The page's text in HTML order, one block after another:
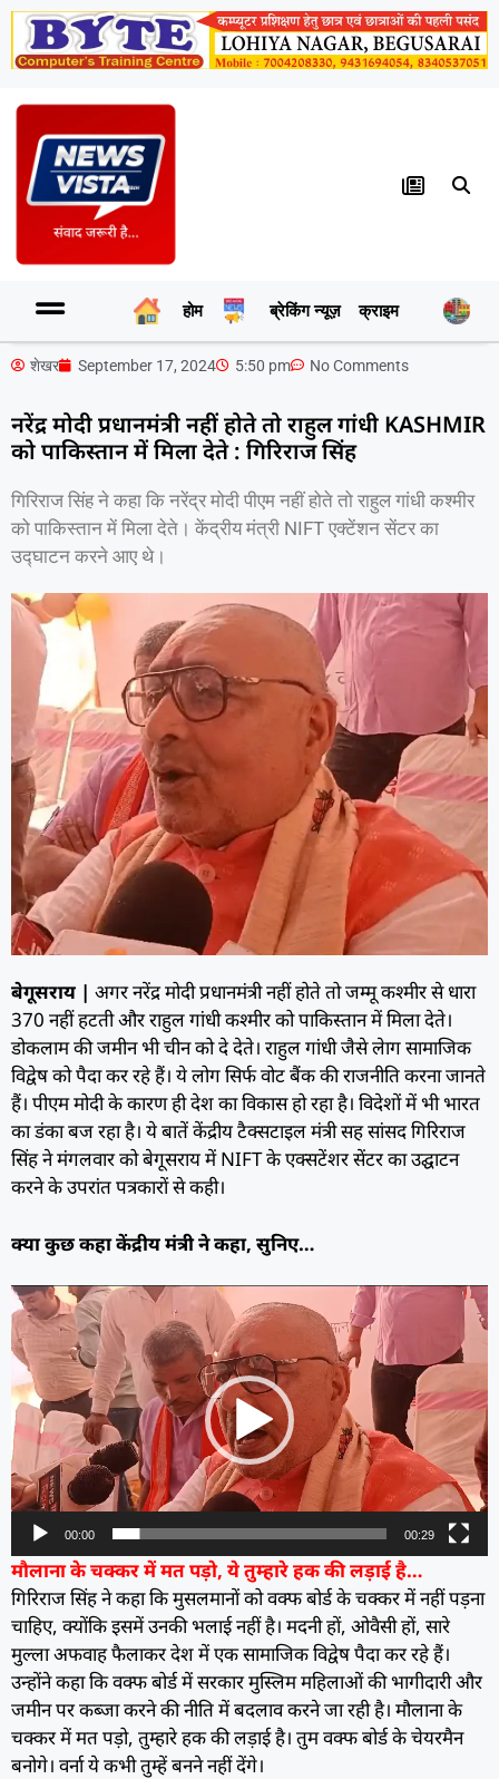
होम ब्रेकिंग न्यूज़ क्राइम
शेखर September 17, 2024 5:50 pm No Comments
नरेंद्र मोदी प्रधानमंत्री नहीं होते तो राहुल गांधी KASHMIR
को पाकिस्तान में मिला देते : गिरिराज सिंह
गिरिराज सिंह ने कहा कि नरेंद्र मोदी पीएम नहीं होते तो राहुल गांधी कश्मीर
को पाकिस्तान में मिला देते। केंद्रीय मंत्री NIFT एक्टेंशन सेंटर का
उद्घाटन करने आए थे।
बेगूसराय | अगर नरेंद्र मोदी प्रधानमंत्री नहीं होते तो जम्मू कश्मीर से धारा
370 नहीं हटती और राहुल गांधी कश्मीर को पाकिस्तान में मिला देते।
डोकलाम की जमीन भी चीन को दे देते। राहुल गांधी जैसे लेाग सामाजिक
विद्वेष को पैदा कर रहे हैं। ये लोग सिर्फ वोट बैंक की राजनीति करना जानते
हैं। पीएम मोदी के कारण ही देश का विकास हो रहा है। विदेशों में भी भारत
का डंका बज रहा है। ये बातें केंद्रीय टैक्सटाइल मंत्री सह सांसद गिरिराज
सिंह ने मंगलवार को बेगूसराय में NIFT के एक्सटेंशर सेंटर का उद्घाटन
करने के उपरांत पत्रकारों से कही।
क्या कुछ कहा केंद्रीय मंत्री ने कहा, सुनिए…
Video
Player
00:00 00:29
मौलाना के चक्कर में मत पड़ो, ये तुम्हारे हक की लड़ाई है…
गिरिराज सिंह ने कहा कि मुसलमानों को वक्फ बोर्ड के चक्कर में नहीं पड़ना
चाहिए, क्योंकि इसमें उनकी भलाई नहीं है। मदनी हों, ओवैसी हों, सारे
मुल्ला अफवाह फैलाकर देश में एक सामाजिक विद्वेष पैदा कर रहे हैं।
उन्होंने कहा कि वक्फ बोर्ड में सरकार मुस्लिम महिलाओं की भागीदारी और
जमीन पर कब्जा करने की नीति में बदलाव करने जा रही है। मौलाना के
चक्कर में मत पड़ो, तुम्हारे हक की लड़ाई है। तुम वक्फ बोर्ड के चेयरमैन
बनोगे। वर्ना ये कभी तुम्हें बनने नहीं देंगे।